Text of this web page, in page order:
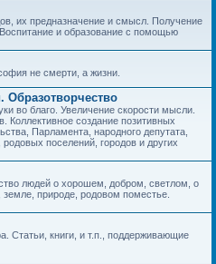
их предназначение и смысл. Получение
и образование с помощью
не смерти, а жизни.
Образотворчество
во благо. Увеличение скорости мысли.
Коллективное создание позитивных
Парламента, народного депутата,
поселений, городов и других
людей о хорошем, добром, светлом, о
природе, родовом поместье.
Статьи, книги, и т.п., поддерживающие